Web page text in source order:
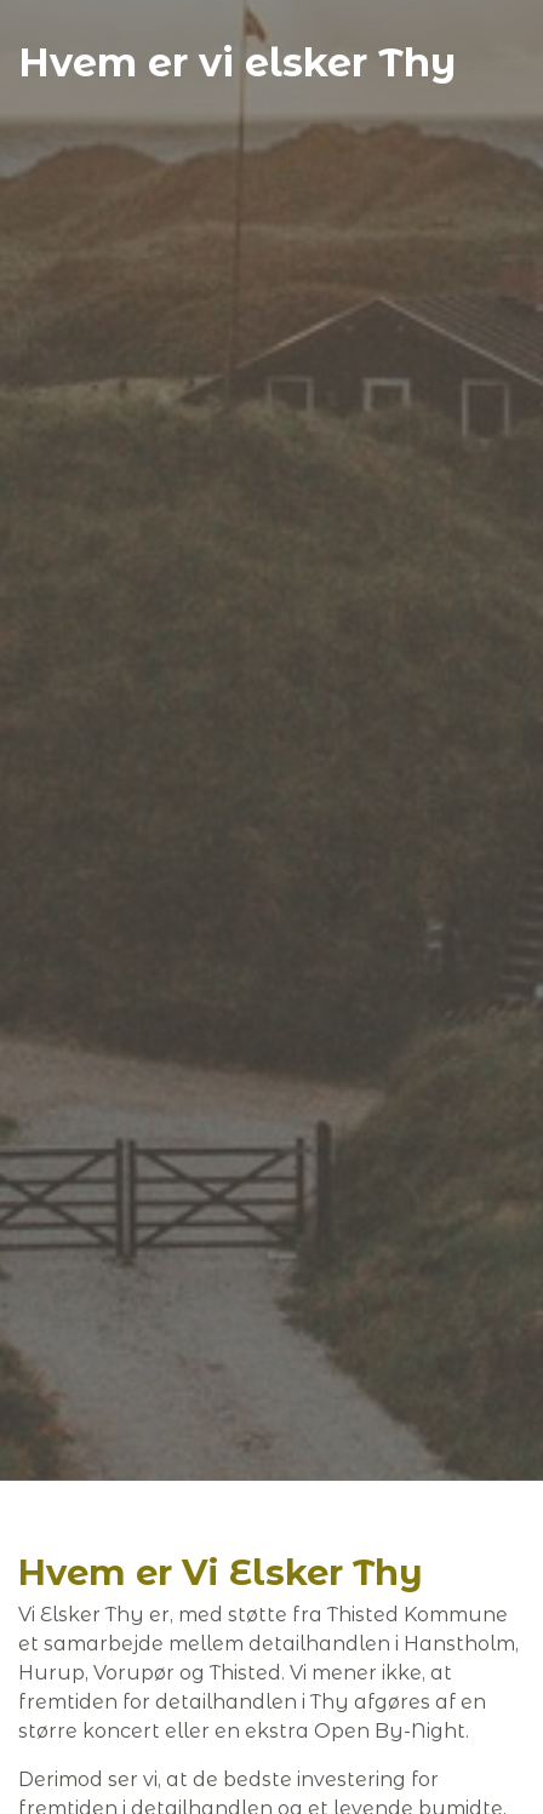
Hvem er vi elsker Thy
Hvem er Vi Elsker Thy
Vi Elsker Thy er, med støtte fra Thisted Kommune
et samarbejde mellem detailhandlen i Hanstholm,
Hurup, Vorupør og Thisted. Vi mener ikke, at
fremtiden for detailhandlen i Thy afgøres af en
større koncert eller en ekstra Open By-Night.
Derimod ser vi, at de bedste investering for
fremtiden i detailhandlen og et levende bymidte,